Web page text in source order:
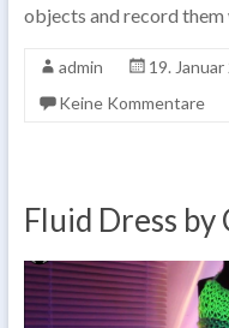
objects and record them
admin 19. Januar
Keine Kommentare
Fluid Dress